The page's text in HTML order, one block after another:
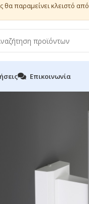
θα παραμείνει κλειστό από
Επικοινωνία